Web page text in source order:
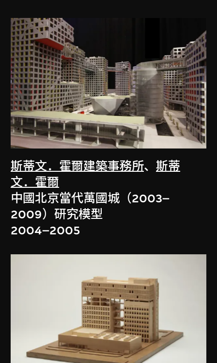
斯蒂文．霍爾建築事務所、斯蒂
文．霍爾
中國北京當代萬國城（2003–
2009）研究模型
2004–2005